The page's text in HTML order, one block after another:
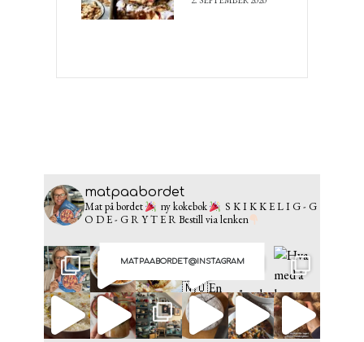
MATPAABORDET@INSTAGRAM
matpaabordet
Mat på bordet ny kokebok
S K I K K E L I G - G
O D E - G R Y T E RBestill via lenken